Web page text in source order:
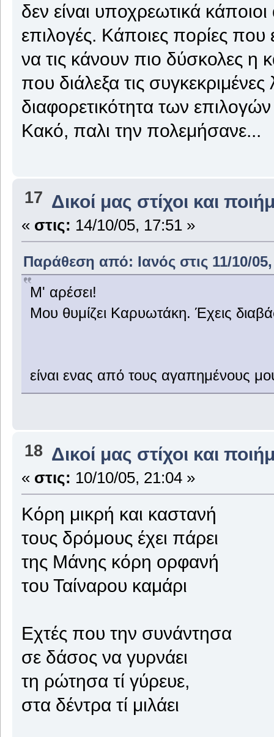
δεν είναι υποχρεωτικά
επιλογές. Κάποιες πορίες που
να τις κάνουν πιο δύσκολες η
που διάλεξα τις
διαφορετικότητα των
Κακό, παλι την πολεμήσανε...
17 Δικοί μας στίχοι και
« στις: 14/10/05, 17:51 »
Παράθεση από: Ιανός στις 11/10/
Μ' αρέσει!
Μου θυμίζει Καρυωτάκη. Έχεις
είναι ενας από τους αγαπημένους
18 Δικοί μας στίχοι και
« στις: 10/10/05, 21:04 »
Κόρη μικρή και καστανή
τους δρόμους έχει πάρει
της Μάνης κόρη ορφανή
του Ταίναρου καμάρι
Εχτές που την συνάντησα
σε δάσος να γυρνάει
τη ρώτησα τί γύρευε,
στα δέντρα τί μιλάει